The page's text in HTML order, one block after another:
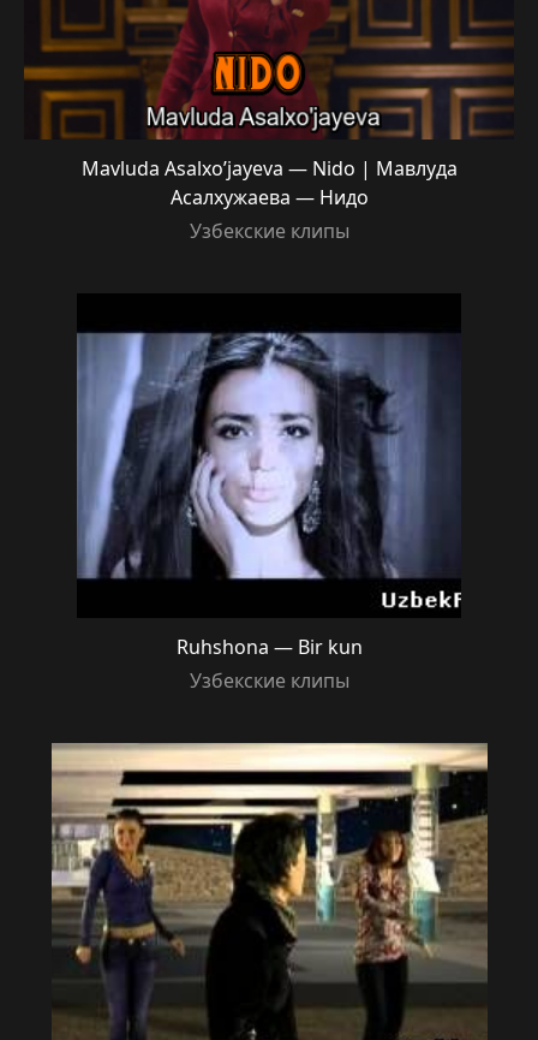
Mavluda Asalxo’jayeva — Nido | Мавлуда
Асалхужаева — Нидо
Узбекские клипы
Ruhshona — Bir kun
Узбекские клипы